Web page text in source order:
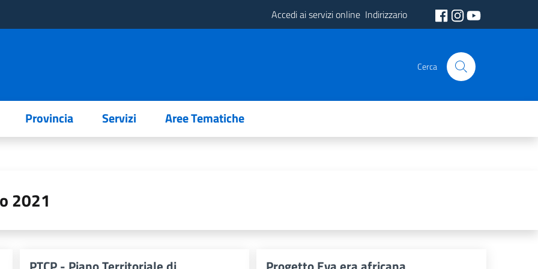
Accedi ai servizi online Indirizzario
Cerca
Provincia Servizi Aree Tematiche
2021